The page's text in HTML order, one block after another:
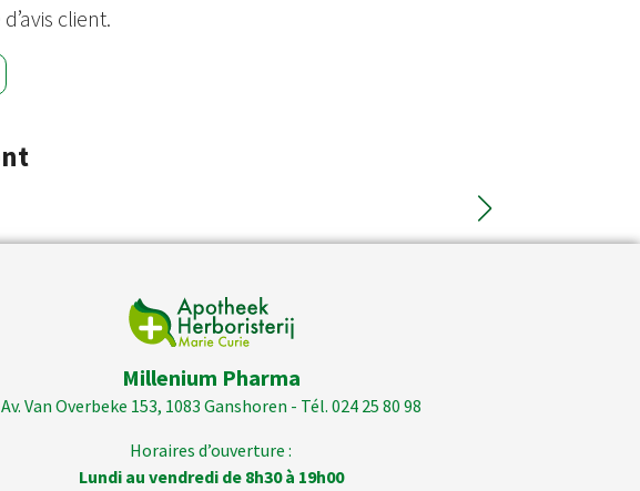
client.
Millenium Pharma
Av. Van Overbeke 153, 1083 Ganshoren - Tél. 024 25 80 98
Horaires d’ouverture :
Lundi au vendredi de 8h30 à 19h00